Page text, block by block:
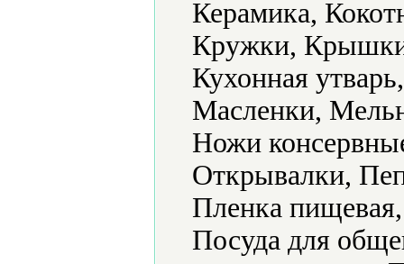
Керамика,
Кружки, Крышки
Кухонная
Масленки,
Ножи
Открывалки,
Пленка
Посуда для